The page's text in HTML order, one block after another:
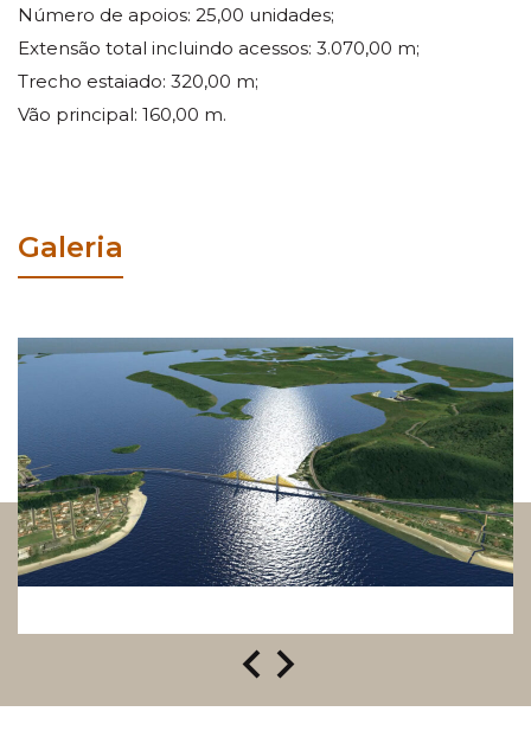
Número de apoios: 25,00 unidades;
Extensão total incluindo acessos: 3.070,00 m;
Trecho estaiado: 320,00 m;
Vão principal: 160,00 m.
Galeria